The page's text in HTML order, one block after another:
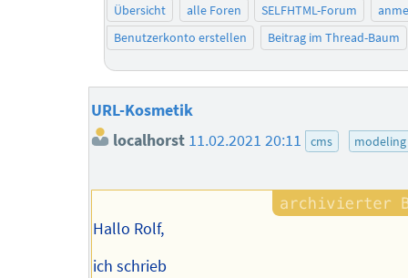
Übersicht alle Foren SELFHTML-Forum
Benutzerkonto erstellen
Beitrag im Thread-Baum
URL-Kosmetik
localhorst 11.02.2021 20:11 cms modeling
Hallo Rolf,
ich schrieb